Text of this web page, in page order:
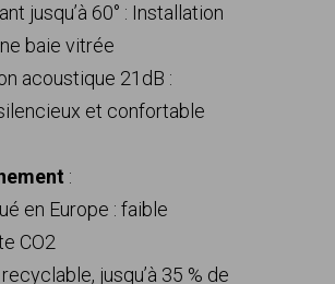
jusqu’à 60° : Installation
baie vitrée
acoustique 21dB :
et confortable
:
en Europe : faible
CO2
jusqu’à 35 % de